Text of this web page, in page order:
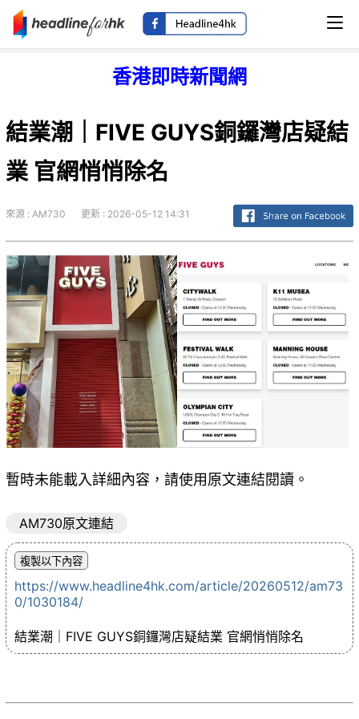
香港即時新聞網
結業潮｜FIVE GUYS銅鑼灣店疑結
業 官網悄悄除名
來源 : AM730 更新 : 2026-05-12 14:31
暫時未能載入詳細內容，請使用原文連結閱讀。
AM730原文連結
https://www.headline4hk.com/article/20260512/am73
0/1030184/
結業潮｜FIVE GUYS銅鑼灣店疑結業 官網悄悄除名